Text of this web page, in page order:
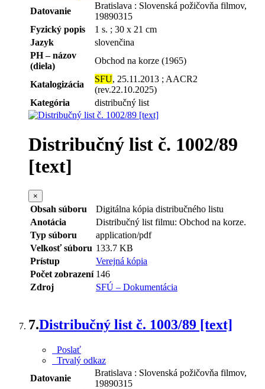
Datovanie
Bratislava : Slovenská požičovňa filmov,
19890315
Fyzický popis
1 s. ; 30 x 21 cm
Jazyk
slovenčina
PH – názov
(diela)
Obchod na korze (1965)
Katalogizácia
SFU, 25.11.2013 ; AACR2
(rev.22.10.2025)
Kategória
distribučný list
Distribučný list č. 1002/89
[text]
×
Obsah súboru
Digitálna kópia distribučného listu
Anotácia
Distribučný list filmu: Obchod na korze.
Typ súboru
application/pdf
Velkosť súboru 133.7 KB
Prístup
Verejná kópia
Počet zobrazení 146
Zdroj
SFÚ – Dokumentácia
7.Distribučný list č. 1003/89 [text]
Poslať
Trvalý odkaz
Datovanie
Bratislava : Slovenská požičovňa filmov,
19890315